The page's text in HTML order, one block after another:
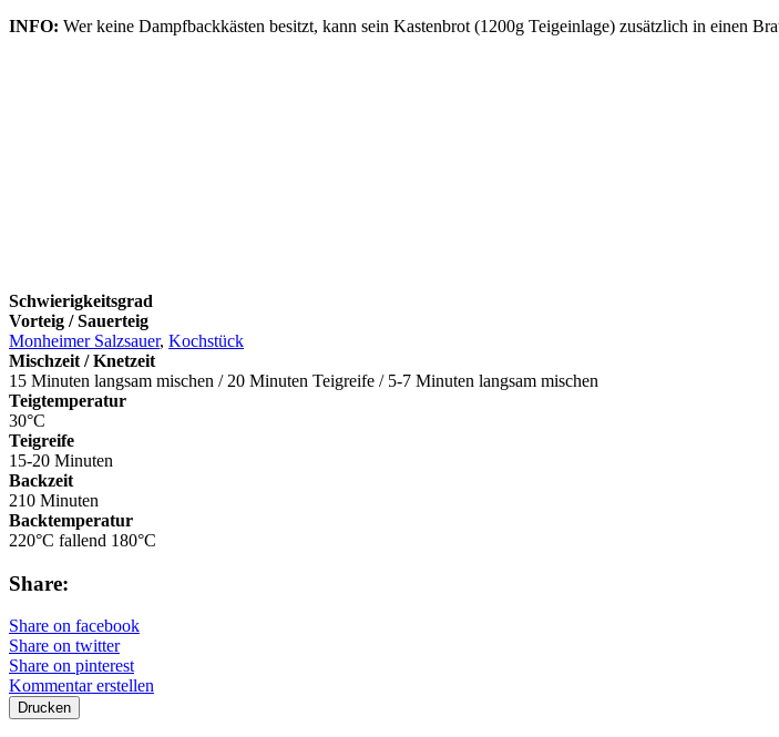
INFO: Wer keine Dampfbackkästen besitzt, kann sein Kastenbrot (1200g Teigeinlage) zusätzlich in einen
Schwierigkeitsgrad
Vorteig / Sauerteig
Monheimer Salzsauer, Kochstück
Mischzeit / Knetzeit
15 Minuten langsam mischen / 20 Minuten Teigreife / 5-7 Minuten langsam mischen
Teigtemperatur
30°C
Teigreife
15-20 Minuten
Backzeit
210 Minuten
Backtemperatur
220°C fallend 180°C
Share:
Share on facebook
Share on twitter
Share on pinterest
Kommentar erstellen
Drucken